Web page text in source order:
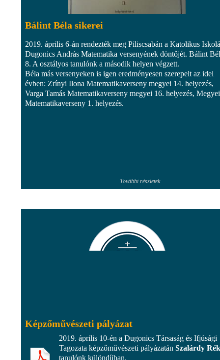
Bálint Béla sikerei
2019. április 6-án rendezték meg Piliscsabán a Katolikus
Dugonics András Matematika versenyének döntőjét. Bálint
8. A osztályos tanulónk a második helyen végzett.
Béla más versenyeken is igen eredményesen szerepelt az idei
évben: Zrínyi Ilona Matematikaverseny megyei 14. helyezés,
Varga Tamás Matematikaverseny megyei 16. helyezés, Megyei
Matematikaverseny 1. helyezés.
További részletek
Képzőművészeti pályázat
2019. április 10-én a Dugonics Társaság és Ifjúsági
Tagozata képzőművészeti pályázatán Szalárdy
tanulónk különdíjban,